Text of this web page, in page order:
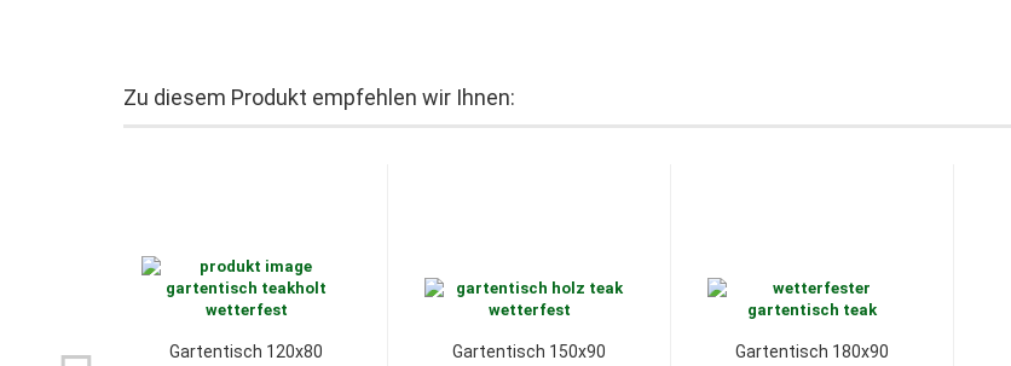
Zu diesem Produkt empfehlen wir Ihnen:
Gartentisch 120x80
Gartentisch 150x90
Gartentisch 180x90